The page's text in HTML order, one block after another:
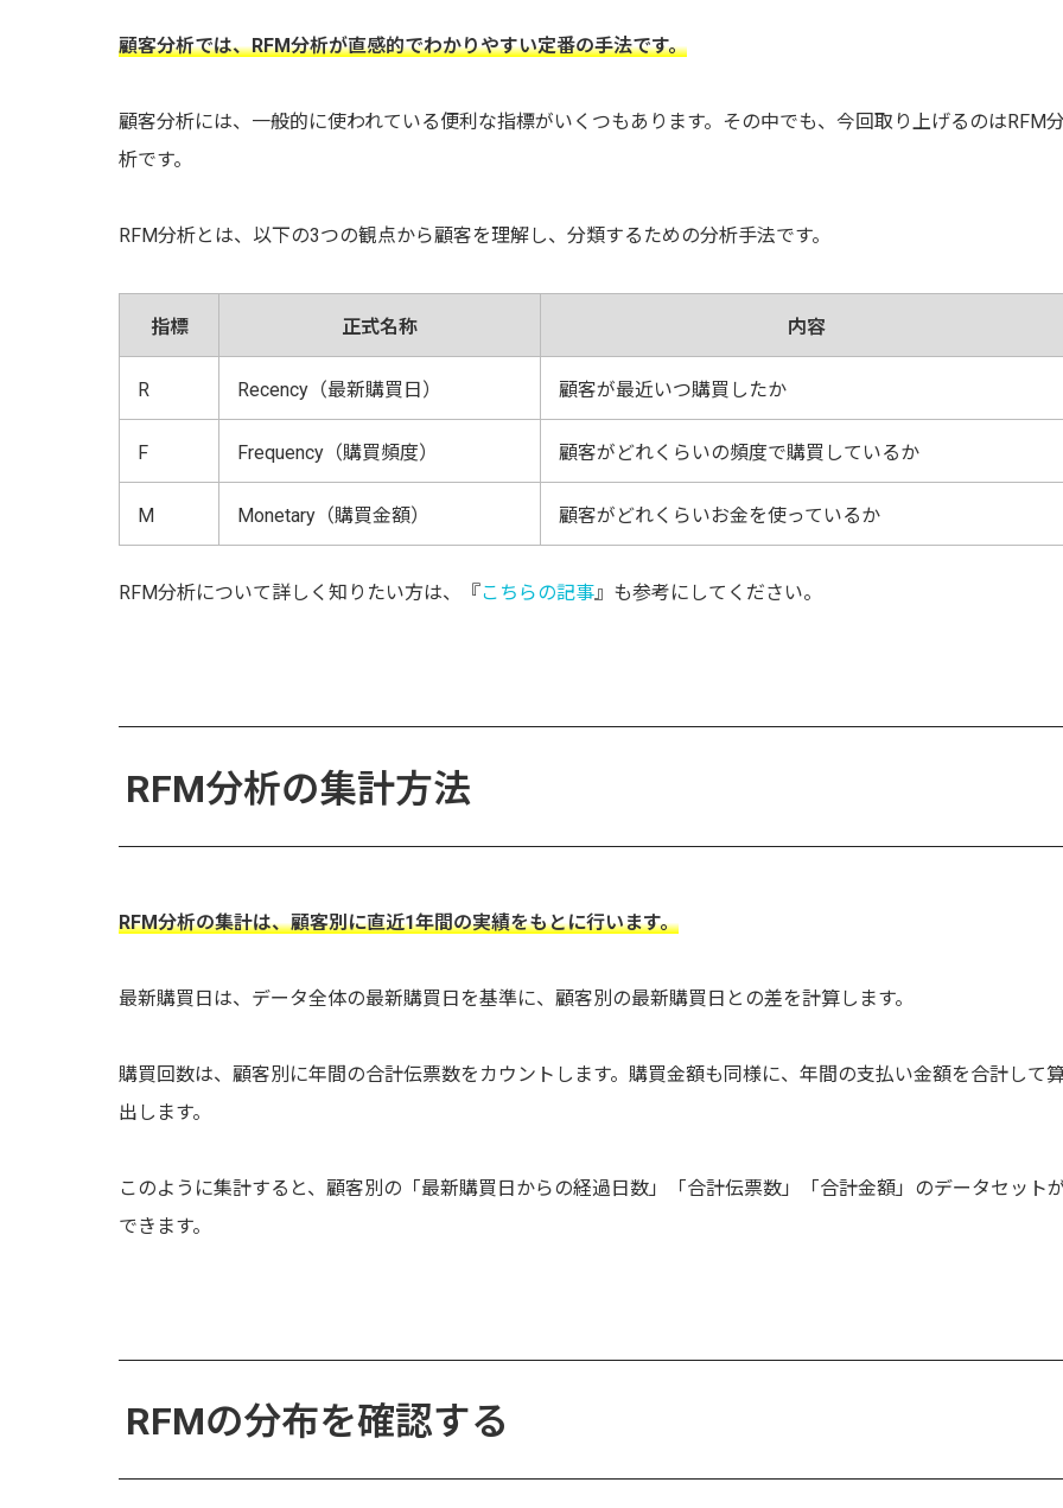
顧客分析では、RFM分析が直感的でわかりやすい定番の手法です。
顧客分析には、一般的に使われている便利な指標がいくつもあります。その中でも、今回取り上げるのはRFM
析です。
RFM分析とは、以下の3つの観点から顧客を理解し、分類するための分析手法です。
指標 正式名称 内容
R Recency（最新購買日） 顧客が最近いつ購買したか
F Frequency（購買頻度） 顧客がどれくらいの頻度で購買しているか
M Monetary（購買金額） 顧客がどれくらいお金を使っているか
RFM分析について詳しく知りたい方は、『こちらの記事』も参考にしてください。
RFM分析の集計方法
RFM分析の集計は、顧客別に直近1年間の実績をもとに行います。
最新購買日は、データ全体の最新購買日を基準に、顧客別の最新購買日との差を計算します。
購買回数は、顧客別に年間の合計伝票数をカウントします。購買金額も同様に、年間の支払い金額を合計して
出します。
このように集計すると、顧客別の「最新購買日からの経過日数」「合計伝票数」「合計金額」のデータセット
できます。
RFMの分布を確認する